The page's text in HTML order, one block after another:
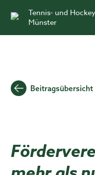
content
Tennis- und
Münster
Beitragsübersicht